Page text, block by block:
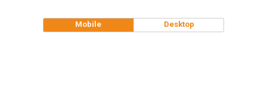
Mobile Desktop